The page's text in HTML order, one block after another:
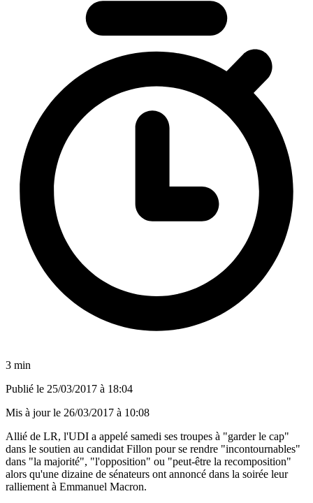
3 min
Publié le 25/03/2017 à 18:04
Mis à jour le 26/03/2017 à 10:08
Allié de LR, l'UDI a appelé samedi ses troupes à "garder le cap"
dans le soutien au candidat Fillon pour se rendre "incontournables"
dans "la majorité", "l'opposition" ou "peut-être la recomposition"
alors qu'une dizaine de sénateurs ont annoncé dans la soirée leur
ralliement à Emmanuel Macron.